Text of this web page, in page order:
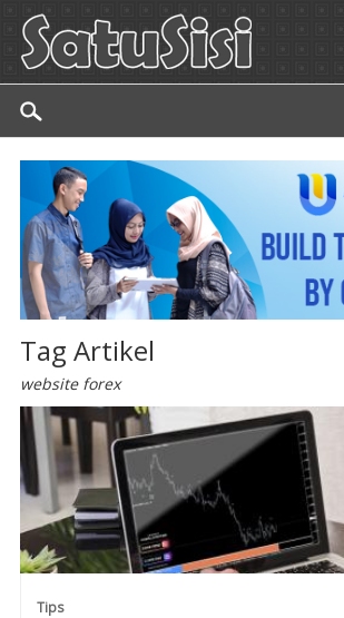
Tag Artikel
website forex
Tips